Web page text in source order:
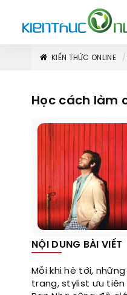
KIẾN THỨC ONLINE
Học cách làm
NỘI DUNG BÀI VIẾT
Mỗi khi hè tới,
trang, stylist ưu